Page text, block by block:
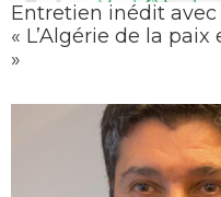
Entretien inédit avec
« L’Algérie de la
»